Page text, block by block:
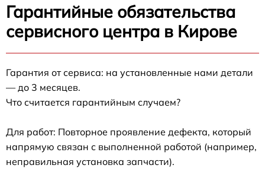
Гарантийные обязательства
сервисного центра в Кирове
Гарантия от сервиса: на установленные нами детали
— до 3 месяцев.
Что считается гарантийным случаем?
Для работ: Повторное проявление дефекта, который
напрямую связан с выполненной работой (например,
неправильная установка запчасти).